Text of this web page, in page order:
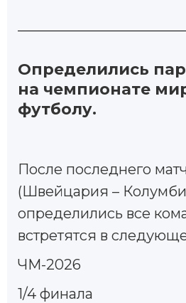
Определились
на чемпионате
футболу.
После последнего
(Швейцария –
определились все
встретятся в
ЧМ-2026
1/4 финала